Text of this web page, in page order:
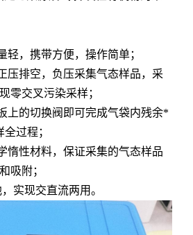
轻，携带方便，操作简单；
压排空，负压采集气态样品，采
零交叉污染采样；
上的切换阀即可完成气袋内残余*
过程；
惰性材料，保证采集的气态样品
吸附；
实现交直流两用。